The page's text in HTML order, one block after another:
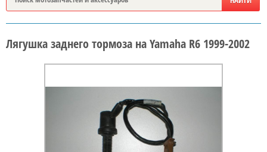
Лягушка заднего тормоза на Yamaha R6 1999-2002